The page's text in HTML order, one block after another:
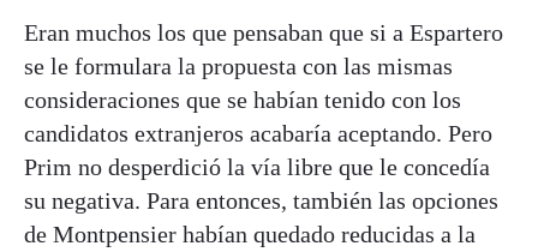
Eran muchos los que pensaban que si a Espartero
se le formulara la propuesta con las mismas
consideraciones que se habían tenido con los
candidatos extranjeros acabaría aceptando. Pero
Prim no desperdició la vía libre que le concedía
su negativa. Para entonces, también las opciones
de Montpensier habían quedado reducidas a la